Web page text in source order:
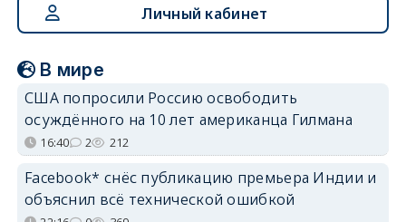
Личный кабинет
В мире
США попросили Россию освободить
осуждённого на 10 лет американца Гилмана
16:40 2 212
Facebook* снёс публикацию премьера Индии и
объяснил всё технической ошибкой